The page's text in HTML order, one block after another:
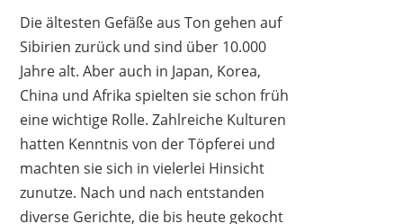
GIPP
Die ältesten Gefäße aus Ton gehen auf
Sibirien zurück und sind über 10.000
Jahre alt. Aber auch in Japan, Korea,
China und Afrika spielten sie schon früh
eine wichtige Rolle. Zahlreiche Kulturen
hatten Kenntnis von der Töpferei und
machten sie sich in vielerlei Hinsicht
zunutze. Nach und nach entstanden
diverse Gerichte, die bis heute gekocht